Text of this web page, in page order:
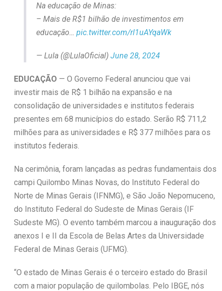
Na educação de Minas:
– Mais de R$1 bilhão de investimentos em
educação… pic.twitter.com/rl1uAYqaWk
— Lula (@LulaOficial) June 28, 2024
EDUCAÇÃO — O Governo Federal anunciou que vai
investir mais de R$ 1 bilhão na expansão e na
consolidação de universidades e institutos federais
presentes em 68 municípios do estado. Serão R$ 711,2
milhões para as universidades e R$ 377 milhões para os
institutos federais.
Na cerimônia, foram lançadas as pedras fundamentais dos
campi Quilombo Minas Novas, do Instituto Federal do
Norte de Minas Gerais (IFNMG), e São João Nepomuceno,
do Instituto Federal do Sudeste de Minas Gerais (IF
Sudeste MG). O evento também marcou a inauguração dos
anexos I e II da Escola de Belas Artes da Universidade
Federal de Minas Gerais (UFMG).
“O estado de Minas Gerais é o terceiro estado do Brasil
com a maior população de quilombolas. Pelo IBGE, nós